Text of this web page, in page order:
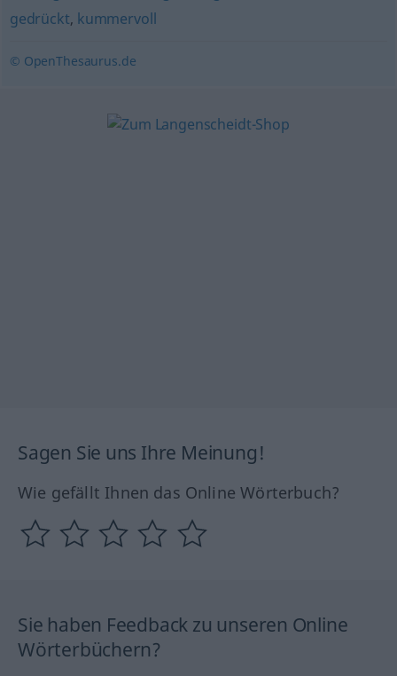
gedrückt, kummervoll
© OpenThesaurus.de
Sagen Sie uns Ihre Meinung!
Wie gefällt Ihnen das Online Wörterbuch?
Sie haben Feedback zu unseren Online
Wörterbüchern?